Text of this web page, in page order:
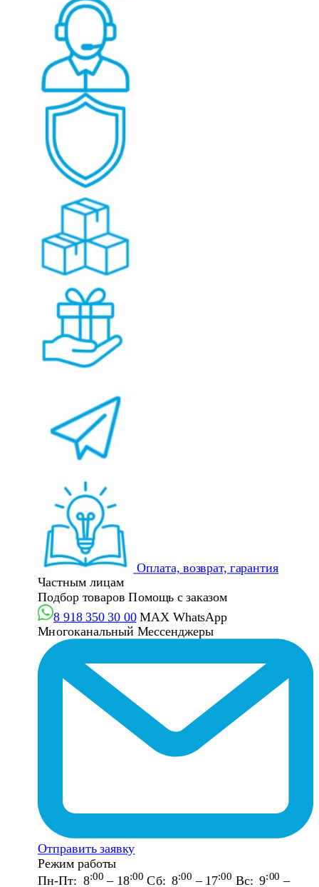
Оплата, возврат, гарантия
Частным лицам
Подбор товаров Помощь с заказом
8 918 350 30 00 MAX WhatsApp
Многоканальный Мессенджеры
Отправить заявку
Режим работы
Пн-Пт: 8:00 – 18:00 Сб: 8:00 – 17:00 Вс: 9:00 –